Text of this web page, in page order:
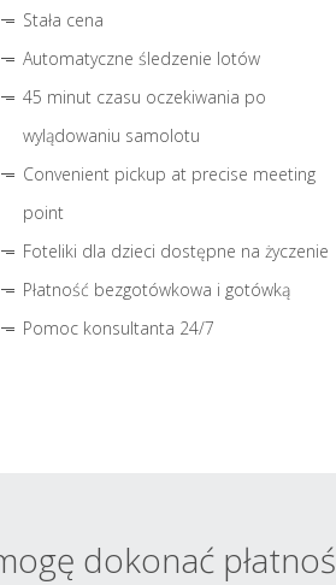
Stała cena
Automatyczne śledzenie lotów
45 minut czasu oczekiwania po
wylądowaniu samolotu
Convenient pickup at precise meeting
point
Foteliki dla dzieci dostępne na życzenie
Płatność bezgotówkowa i gotówką
Pomoc konsultanta 24/7
dokonać